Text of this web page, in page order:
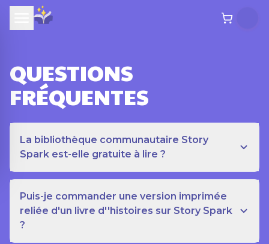
QUESTIONS
FRÉQUENTES
La bibliothèque communautaire Story
Spark est-elle gratuite à lire ?
Puis-je commander une version imprimée
reliée d'un livre d''histoires sur Story Spark
?